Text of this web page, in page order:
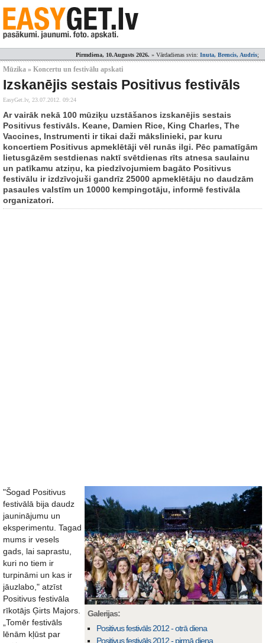
Pirmdiena, 10.Augusts 2026. » Vārdadienas svin: Inuta, Brencis, Audris;
Mūzika » Koncertu un festivālu apskati
Izskanējis sestais Positivus festivāls
EasyGet.lv, 23.07.2012. 09:24
Ar vairāk nekā 100 mūziķu uzstāšanos izskanējis sestais
Positivus festivāls. Keane, Damien Rice, King Charles, The
Vaccines, Instrumenti ir tikai daži mākslinieki, par kuru
koncertiem Positivus apmeklētāji vēl runās ilgi. Pēc pamatīgām
lietusgāzēm sestdienas naktī svētdienas rīts atnesa saulainu
un patīkamu atziņu, ka piedzīvojumiem bagāto Positivus
festivālu ir izdzīvojuši gandrīz 25000 apmeklētāju no daudzām
pasaules valstīm un 10000 kempingotāju, informē festivāla
organizatori.
Galerijas:
Positivus festivāls 2012 - otrā diena
Positivus festivāls 2012 - pirmā diena
"Šogad Positivus
festivālā bija daudz
jauninājumu un
eksperimentu. Tagad
mums ir vesels
gads, lai saprastu,
kuri no tiem ir
turpināmi un kas ir
jāuzlabo," atzīst
Positivus festivāla
rīkotājs Ģirts Majors.
„Tomēr festivāls
lēnām kļūst par